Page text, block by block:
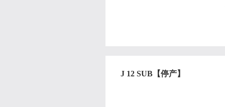
J 12 SUB【停产】